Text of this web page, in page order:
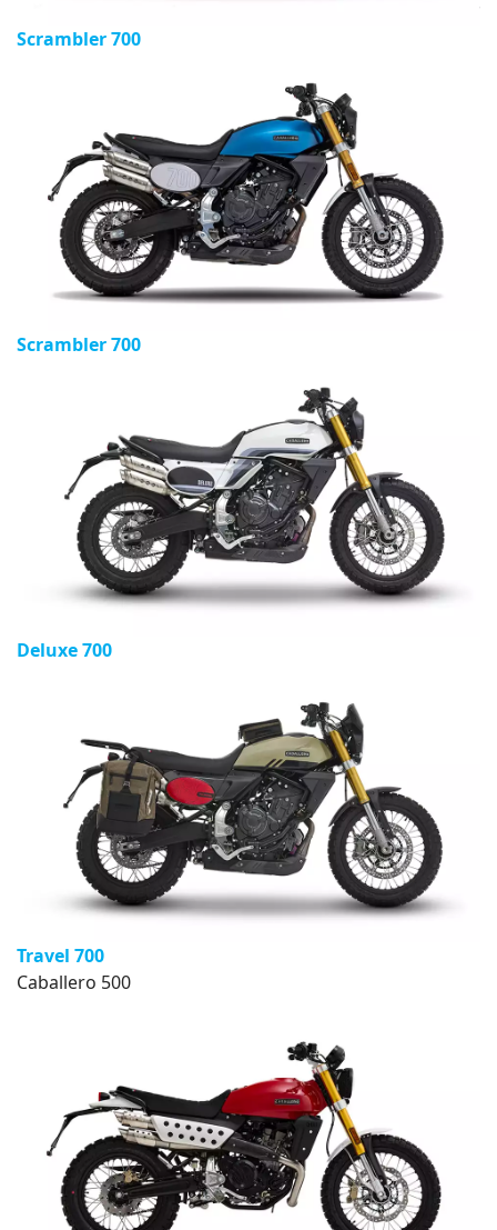
Scrambler 700
Scrambler 700
Deluxe 700
Travel 700
Caballero 500